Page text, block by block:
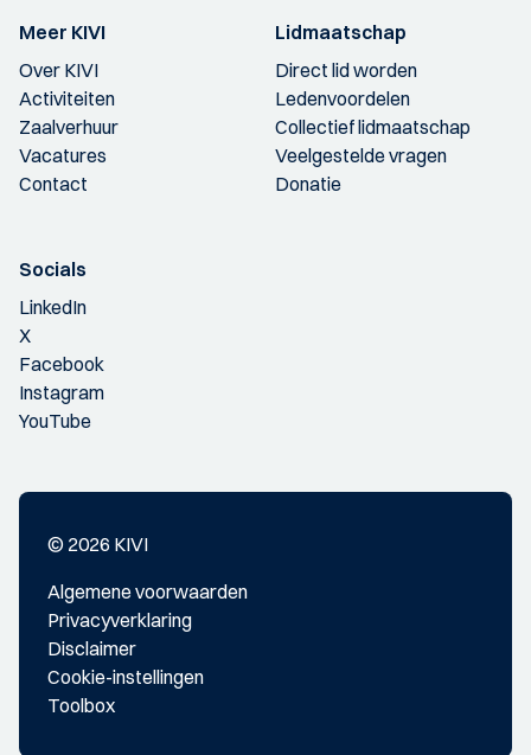
Meer KIVI
Over KIVI
Activiteiten
Zaalverhuur
Vacatures
Contact
Lidmaatschap
Direct lid worden
Ledenvoordelen
Collectief lidmaatschap
Veelgestelde vragen
Donatie
Socials
LinkedIn
X
Facebook
Instagram
YouTube
© 2026 KIVI
Algemene voorwaarden
Privacyverklaring
Disclaimer
Cookie-instellingen
Toolbox